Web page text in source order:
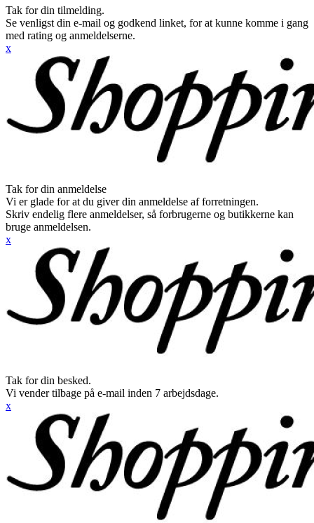
Tak for din tilmelding.
Se venligst din e-mail og godkend linket, for at kunne komme i gang
med rating og anmeldelserne.
x
Tak for din anmeldelse
Vi er glade for at du giver din anmeldelse af forretningen.
Skriv endelig flere anmeldelser, så forbrugerne og butikkerne kan
bruge anmeldelsen.
x
Tak for din besked.
Vi vender tilbage på e-mail inden 7 arbejdsdage.
x